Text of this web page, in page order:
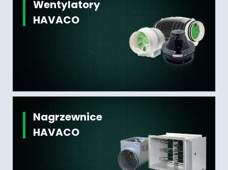
Wentylatory
HAVACO
Nagrzewnice
HAVACO